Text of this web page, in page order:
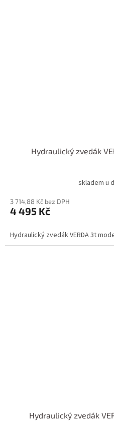
Hydraulický zvedák
skladem u
3 714,88 Kč bez DPH
4 495 Kč
Hydraulický zvedák VERDA 3t
Hydraulický zvedák